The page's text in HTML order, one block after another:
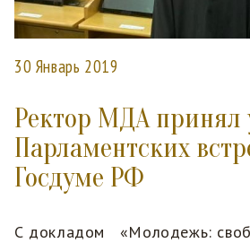
30 Январь 2019
Ректор МДА принял
Парламентских
Госдуме РФ
С докладом «Молодежь: